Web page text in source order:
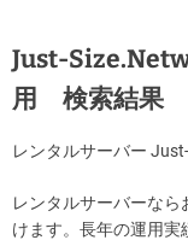
Just-
用 検索結果
レンタルサーバー
レンタルサーバーな
けます。長年の運用実